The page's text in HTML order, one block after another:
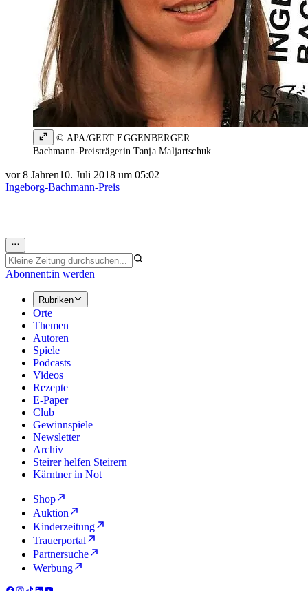
© APA/GERT EGGENBERGER
Bachmann-Preisträgerin Tanja Maljartschuk
vor 8 Jahren10. Juli 2018 um 05:02
Ingeborg-Bachmann-Preis
Abonnent:in werden
Rubriken
Orte
Themen
Autoren
Spiele
Podcasts
Videos
Rezepte
E-Paper
Club
Gewinnspiele
Newsletter
Archiv
Steirer helfen Steirern
Kärntner in Not
Shop
Auktion
Kinderzeitung
Trauerportal
Partnersuche
Werbung